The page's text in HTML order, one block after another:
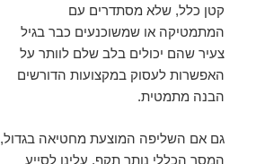
קטן כלל, שלא מסתדרים עם
המתמטיקה או שמשוכנעים כבר בגיל
צעיר שהם יכולים בלב שלם לוותר על
האפשרות לעסוק במקצועות הדורשים
הבנה מתמטית.
גם אם השליפה המוצעת מחטיאה בגדול,
המסר הכללי נותר תקף. עלינו לסייע